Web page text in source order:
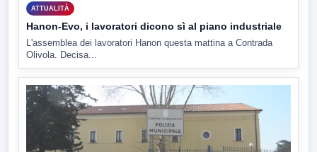
ATTUALITÀ
Hanon-Evo, i lavoratori dicono sì al piano industriale
L'assemblea dei lavoratori Hanon questa mattina a Contrada
Olivola. Decisa...